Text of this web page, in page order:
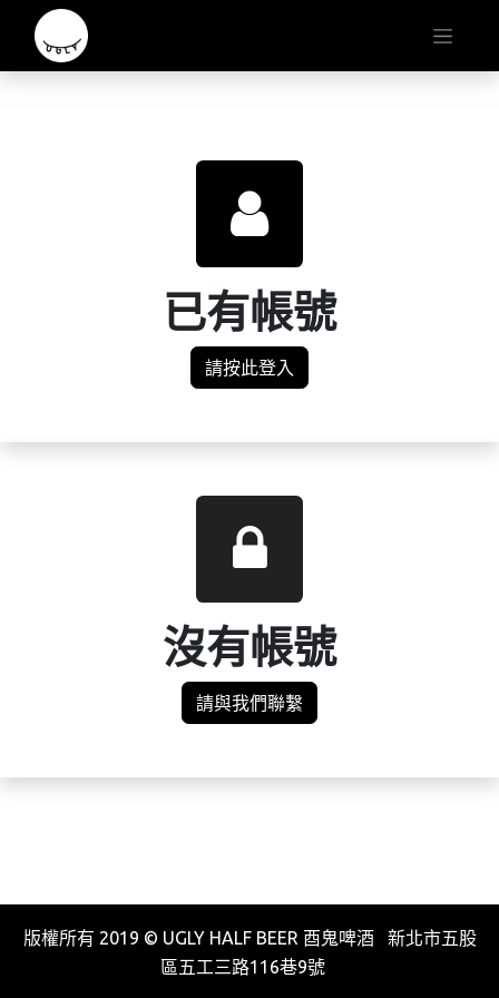
已有帳號
請按此登入
沒有帳號
請與我們聯繫
版權所有 2019 © UGLY HALF BEER 酉鬼啤酒 新北市五股
區五工三路116巷9號